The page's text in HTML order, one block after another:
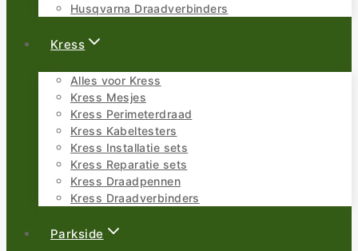
Husqvarna Draadverbinders
Kress
Alles voor Kress
Kress Mesjes
Kress Perimeterdraad
Kress Kabeltesters
Kress Installatie sets
Kress Reparatie sets
Kress Draadpennen
Kress Draadverbinders
Parkside